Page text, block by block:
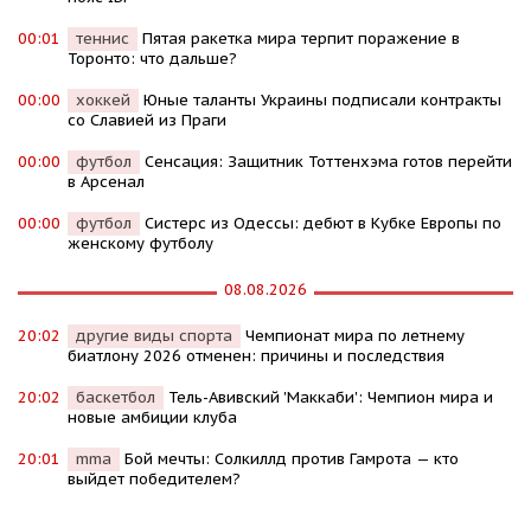
00:01 теннис
Пятая ракетка мира терпит поражение в
Торонто: что дальше?
00:00 хоккей
Юные таланты Украины подписали контракты
со Славией из Праги
00:00 футбол
Сенсация: Защитник Тоттенхэма готов перейти
в Арсенал
00:00 футбол
Систерс из Одессы: дебют в Кубке Европы по
женскому футболу
08.08.2026
20:02 другие виды спорта
Чемпионат мира по летнему
биатлону 2026 отменен: причины и последствия
20:02 баскетбол
Тель-Авивский 'Маккаби': Чемпион мира и
новые амбиции клуба
20:01 mma
Бой мечты: Солкиллд против Гамрота — кто
выйдет победителем?